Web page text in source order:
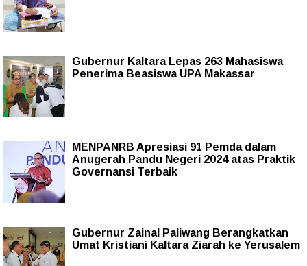
Gubernur Kaltara Lepas 263 Mahasiswa
Penerima Beasiswa UPA Makassar
MENPANRB Apresiasi 91 Pemda dalam
Anugerah Pandu Negeri 2024 atas Praktik
Governansi Terbaik
Gubernur Zainal Paliwang Berangkatkan
Umat Kristiani Kaltara Ziarah ke Yerusalem